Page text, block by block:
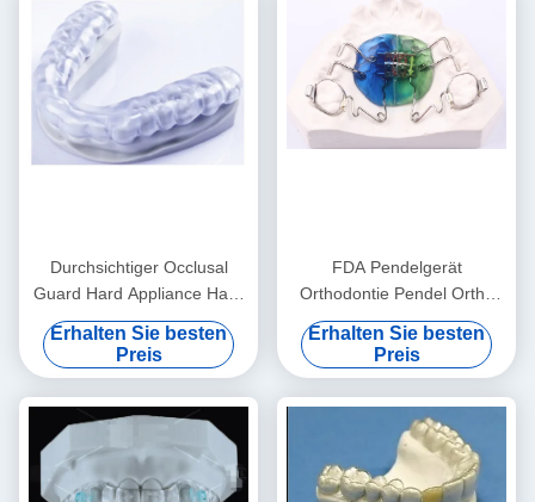
Durchsichtiger Occlusal
Guard Hard Appliance Hard
Night Guard für das Zähne
schleifen
Erhalten Sie besten
Preis
FDA Pendelgerät
Orthodontie Pendel Ortho
Gerät anpassbar
Erhalten Sie besten
Preis